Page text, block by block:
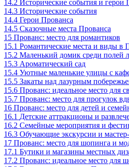
14.2 Исторические события и герои
14.3 Исторические события
14.4 Герои Прованса
14.5 Сказочные места Прованса
15 Прованс: место для романтиков
15.1 Романтические места и виды в
15.2 Маленький домик среди полей
15.3 Ароматический сад
15.4 Уютные маленькие улицы с
15.5 Закаты над лазурным
15.6 Прованс: идеальное место для
15.7 Прованс: место для прогулок
16 Прованс: место для детей и
16.1 Детские аттракционы и
16.2 Семейные мероприятия и
16.3 Обучающие экскурсии и
17 Прованс: место для шопинга и
17.1 Бутики и магазины местных
17.2 Прованс: идеальное место для